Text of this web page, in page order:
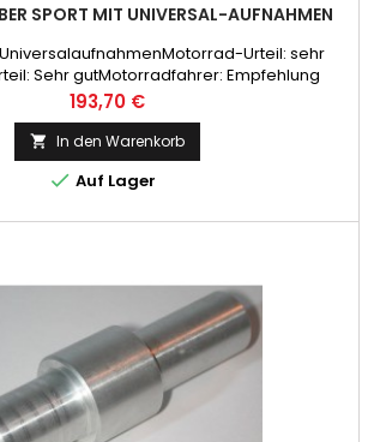
SPORT MIT UNIVERSAL-AUFNAHMEN
Urteil: sehr
Sehr gutMotorradfahrer: Empfehlung
Preis
193,70 €
 In den Warenkorb
 Auf Lager